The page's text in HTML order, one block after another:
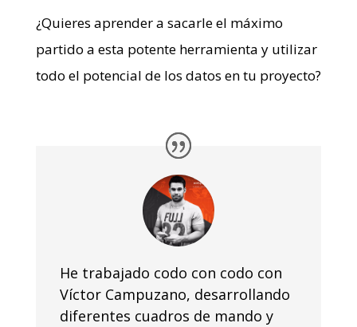
¿Quieres aprender a sacarle el máximo
partido a esta potente herramienta y utilizar
todo el potencial de los datos en tu proyecto?
He trabajado codo con codo con
Víctor Campuzano, desarrollando
diferentes cuadros de mando y